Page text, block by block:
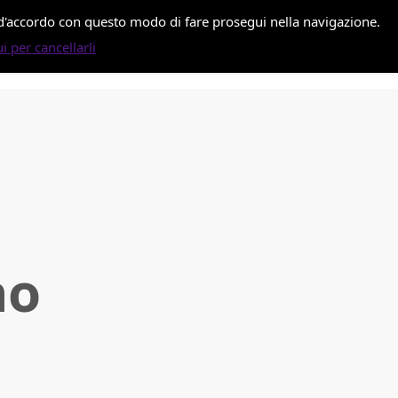
con questo modo di fare prosegui nella navigazione.
per cancellarli